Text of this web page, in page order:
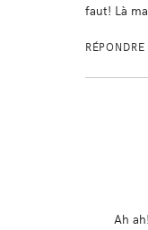
faut! Là
RÉPONDRE
Ah